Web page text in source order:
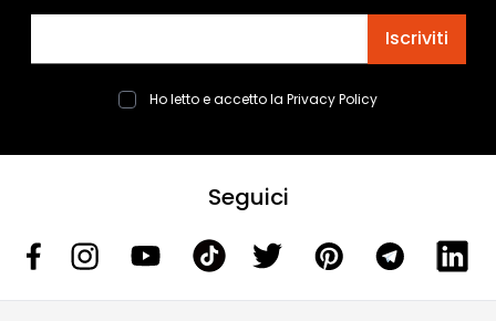
Iscriviti
Ho letto e accetto la Privacy Policy
Seguici